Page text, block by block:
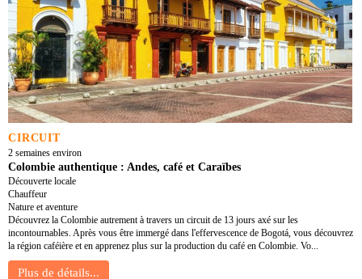
CIRCUIT
2 semaines environ
Colombie authentique : Andes, café et Caraïbes
Découverte locale
Chauffeur
Nature et aventure
Découvrez la Colombie autrement à travers un circuit de 13 jours axé sur les
incontournables. Après vous être immergé dans l'effervescence de Bogotá, vous découvrez
la région caféière et en apprenez plus sur la production du café en Colombie. Vo...